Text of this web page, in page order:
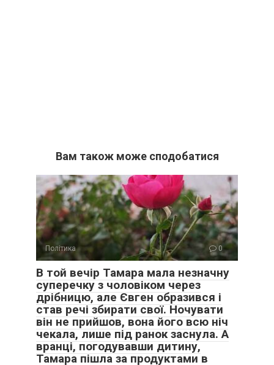
Вам також може сподобатися
Політика 0
В той вечір Тамара мала незначну
суперечку з чоловіком через
дрібницю, але Євген образився і
став речі збирати свої. Ночувати
він не прийшов, вона його всю ніч
чекала, лише під ранок заснула. А
вранці, погодувавши дитину,
Тамара пішла за продуктами в